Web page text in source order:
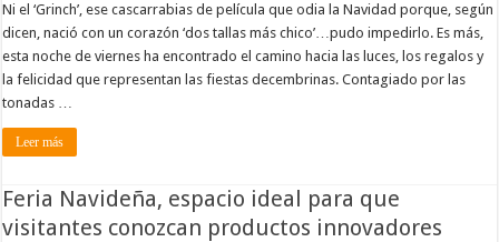
Ni el ‘Grinch’, ese cascarrabias de película que odia la Navidad porque, según
dicen, nació con un corazón ‘dos tallas más chico’…pudo impedirlo. Es más,
esta noche de viernes ha encontrado el camino hacia las luces, los regalos y
la felicidad que representan las fiestas decembrinas. Contagiado por las
tonadas …
Leer más
Feria Navideña, espacio ideal para que
visitantes conozcan productos innovadores